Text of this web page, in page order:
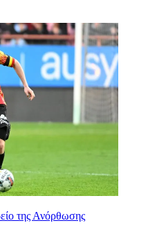
της Ανόρθωσης